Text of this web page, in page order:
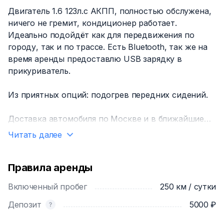
Двигатель 1.6 123л.с АКПП, полностью обслужена,
ничего не гремит, кондиционер работает.
Идеально подойдёт как для передвижения по
городу, так и по трассе. Есть Bluetooth, так же на
время аренды предоставлю USB зарядку в
прикуриватель.
Из приятных опций: подогрев передних сидений.
Доставка автомобиля по Москве и в ближайшие
города мос.области 3000₽.
Читать далее
Правила аренды
Включенный пробег
250 км / сутки
Депозит
5000 ₽